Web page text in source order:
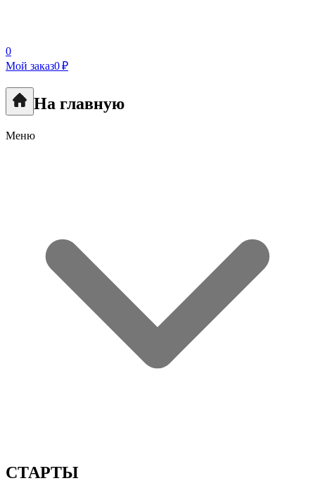
0
Мой заказ0 ₽
На главную
Меню
СТАРТЫ